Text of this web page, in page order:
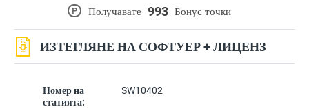
Номер на
статията:
SW10402
P Получавате 993 Бонус точки
ИЗТЕГЛЯНЕ НА СОФТУЕР + ЛИЦЕНЗ